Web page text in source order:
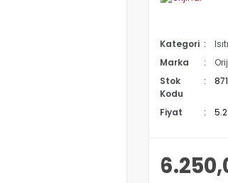
Kategori
Marka
Stok
Kodu
Fiyat